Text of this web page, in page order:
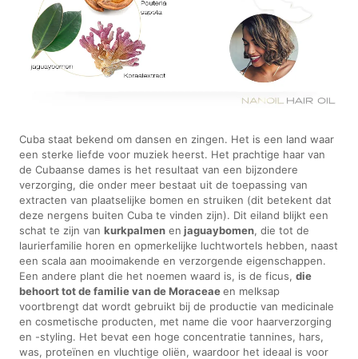
Cuba staat bekend om dansen en zingen. Het is een land waar
een sterke liefde voor muziek heerst. Het prachtige haar van
de Cubaanse dames is het resultaat van een bijzondere
verzorging, die onder meer bestaat uit de toepassing van
extracten van plaatselijke bomen en struiken (dit betekent dat
deze nergens buiten Cuba te vinden zijn). Dit eiland blijkt een
schat te zijn vankurkpalmen en jaguaybomen, die tot de
laurierfamilie horen en opmerkelijke luchtwortels hebben, naast
een scala aan mooimakende en verzorgende eigenschappen.
Een andere plant die het noemen waard is, is de ficus,die
behoort tot de familie van de Moraceaeen melksap
voortbrengt dat wordt gebruikt bij de productie van medicinale
en cosmetische producten, met name die voor haarverzorging
en -styling. Het bevat een hoge concentratie tannines, hars,
was, proteïnen en vluchtige oliën, waardoor het ideaal is voor